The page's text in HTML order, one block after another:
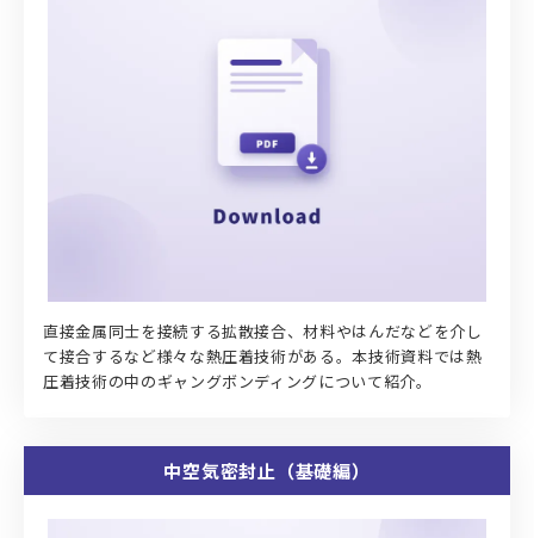
直接金属同士を接続する拡散接合、材料やはんだなどを介し
て接合するなど様々な熱圧着技術がある。本技術資料では熱
圧着技術の中のギャングボンディングについて紹介。
中空気密封止（基礎編）